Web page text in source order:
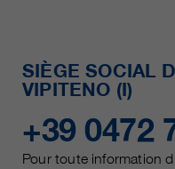
SIÈGE SOCIAL
VIPITENO (I)
+39 0472
Pour toute information